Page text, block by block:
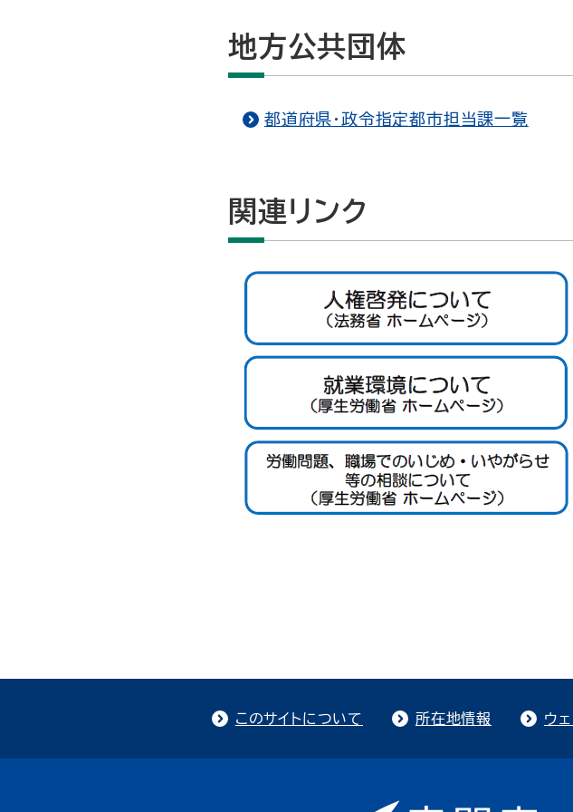
地方公共団体
都道府県・政令指定都市担当課一覧
関連リンク
このサイトについて 所在地情報 ウ